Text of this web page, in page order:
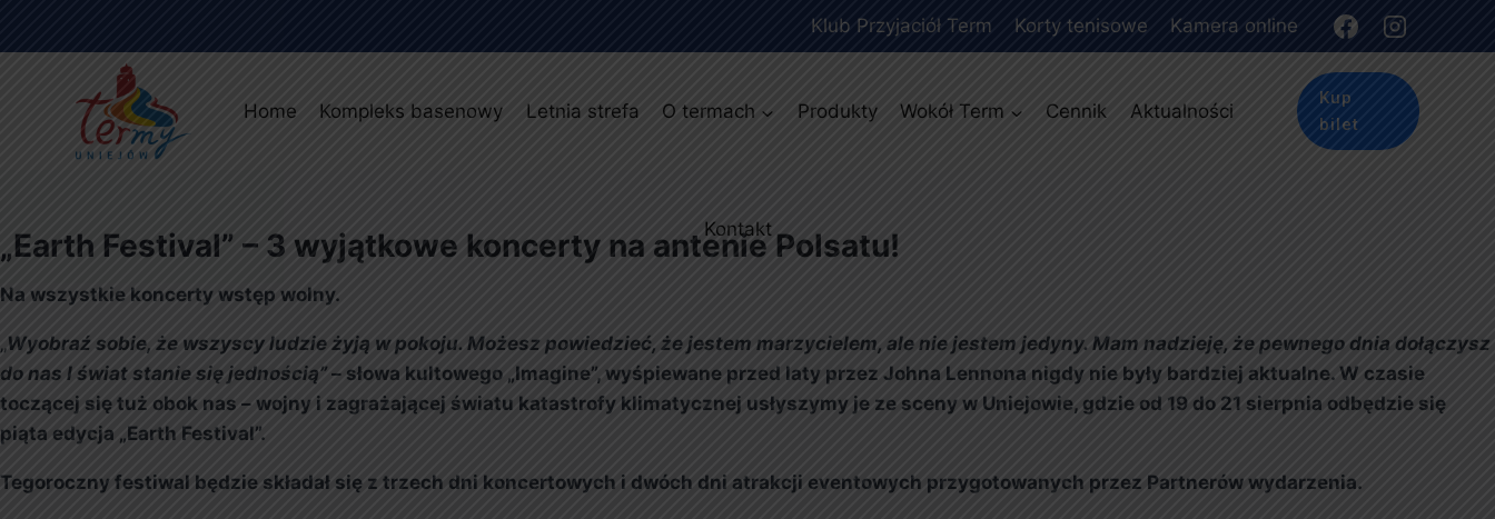
Klub Przyjaciół Term Korty tenisowe Kamera online
Home Kompleks basenowy Letnia strefa O termach Produkty Wokół Term Cennik Aktualności
Kontakt
Kup
bilet
„Earth Festival” – 3 wyjątkowe koncerty na antenie Polsatu!
Na wszystkie koncerty wstęp wolny.
„Wyobraź sobie, że wszyscy ludzie żyją w pokoju. Możesz powiedzieć, że jestem marzycielem, ale nie jestem jedyny. Mam nadzieję, że pewnego dnia dołączysz
do nas I świat stanie się jednością”– słowa kultowego „Imagine”, wyśpiewane przed laty przez Johna Lennona nigdy nie były bardziej aktualne. W czasie
toczącej się tuż obok nas – wojny i zagrażającej światu katastrofy klimatycznej usłyszymy je ze sceny w Uniejowie, gdzie od 19 do 21 sierpnia odbędzie się
piąta edycja „Earth Festival”.
Tegoroczny festiwal będzie składał się z trzech dni koncertowych i dwóch dni atrakcji eventowych przygotowanych przez Partnerów wydarzenia.